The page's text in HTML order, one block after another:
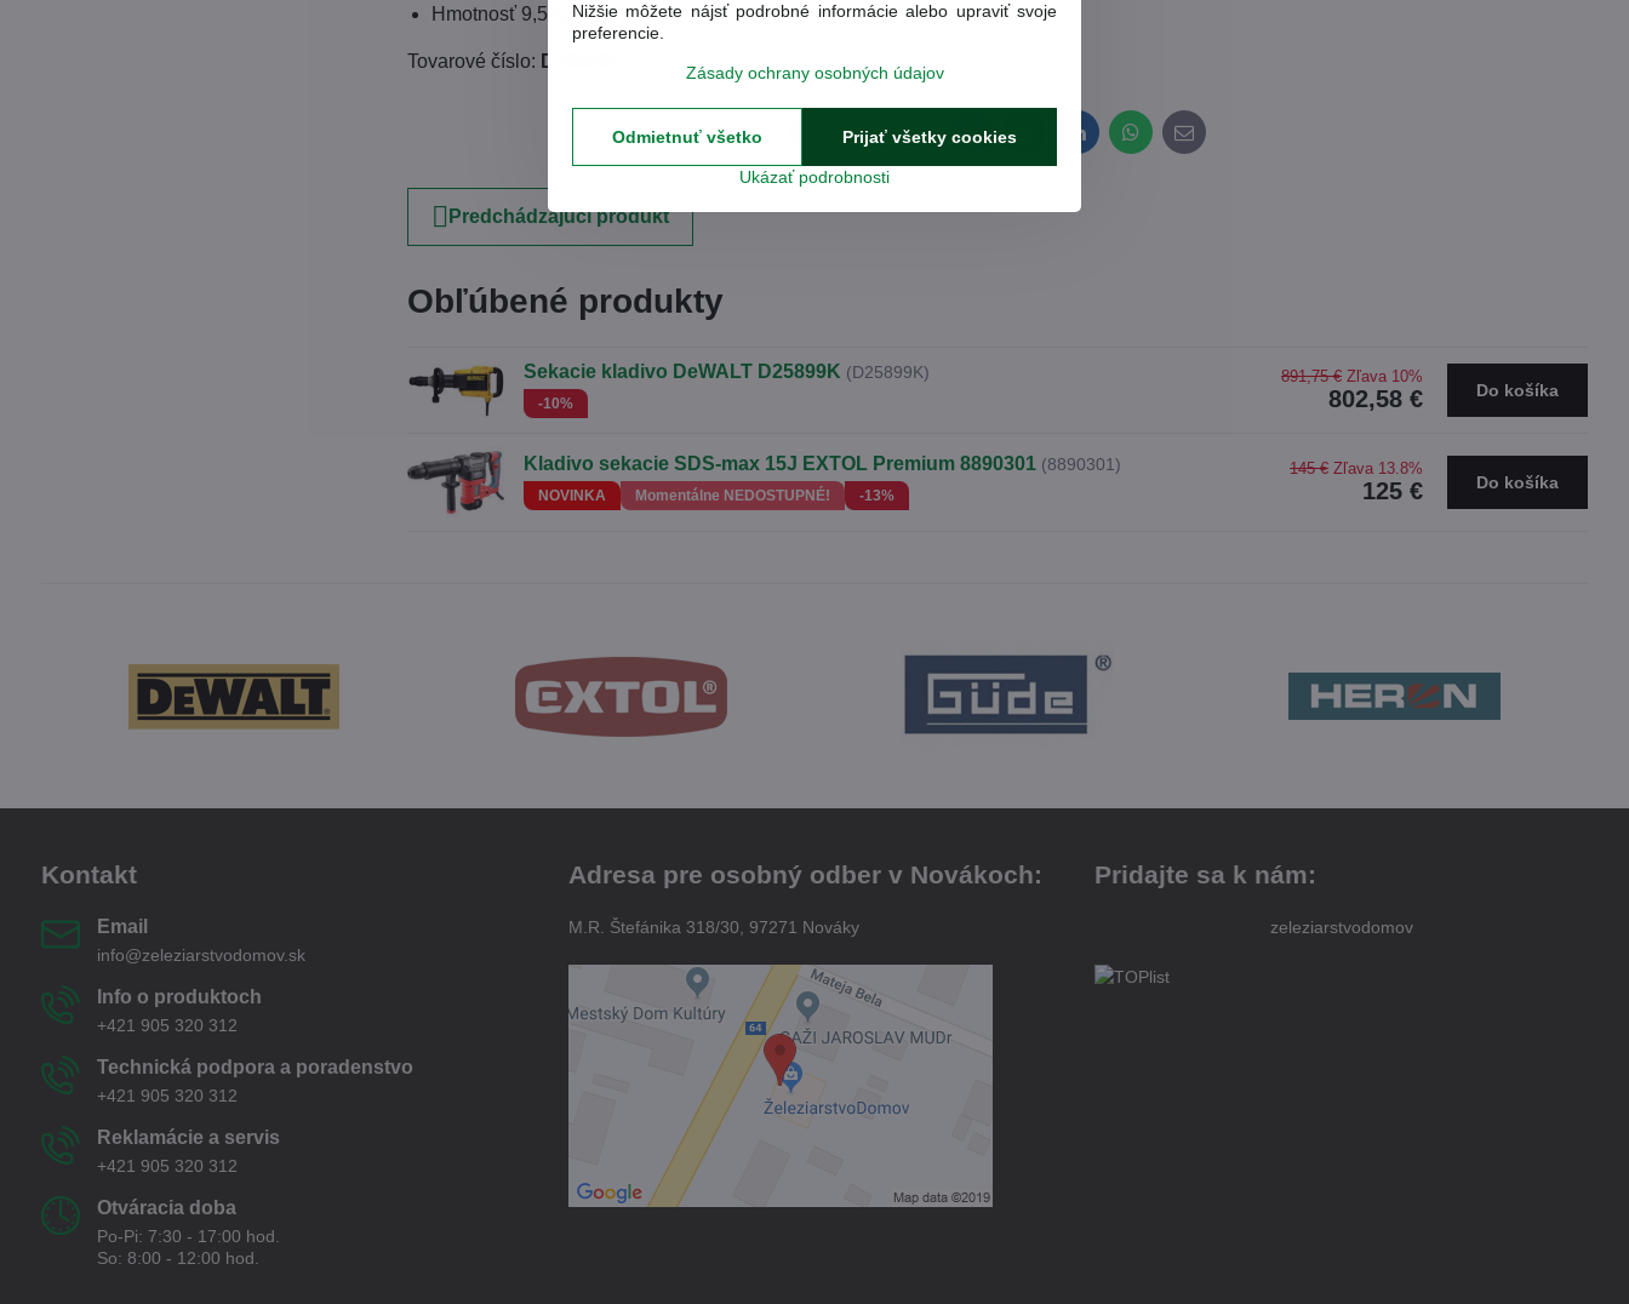
Hmotnosť 9,5 kg
Tovarové číslo: D25899K
Facebook
TwitterBlueskyPinterest LinkedInWhatsApp
E-
mail
Predchádzajúci produkt
Obľúbené produkty
Sekacie kladivo DeWALT D25899K (D25899K)
-10% 802,58 €
891,75 € Zľava 10%
Do košíka
Kladivo sekacie SDS-max 15J EXTOL Premium 8890301 (8890301)
NOVINKA Momentálne NEDOSTUPNÉ! -13% 125 €
145 € Zľava 13.8%
Do košíka
Kontakt
Email
info@zeleziarstvodomov.sk
Info o produktoch
+421 905 320 312
Technická podpora a poradenstvo
+421 905 320 312
Reklamácie a servis
+421 905 320 312
Otváracia doba
Po-Pi: 7:30 - 17:00 hod.
So: 8:00 - 12:00 hod.
Adresa pre osobný odber v Novákoch:
M.R. Štefánika 318/30, 97271 Nováky
Pridajte sa k nám:
zeleziarstvodomov
Nižšie môžete nájsť podrobné informácie alebo upraviť svoje
preferencie.
Zásady ochrany osobných údajov
Ukázať podrobnosti
Prijať všetky cookies
Odmietnuť všetko